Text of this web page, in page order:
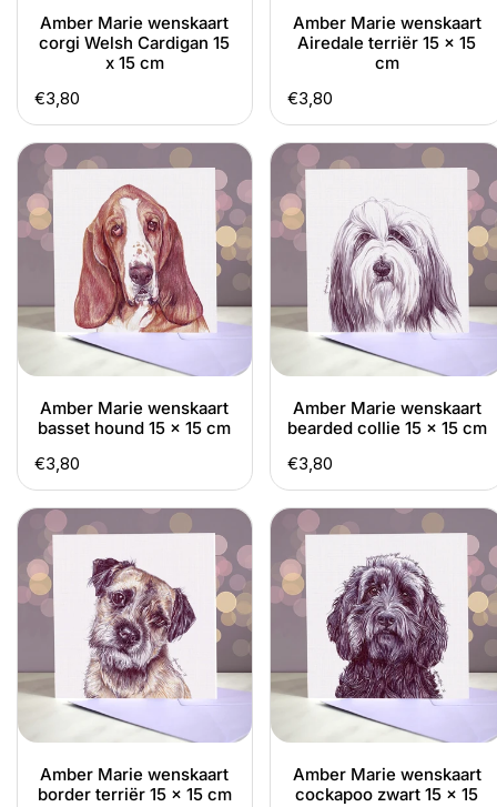
Amber Marie wenskaart
corgi Welsh Cardigan 15
x 15 cm
Normale
prijs
€3,80
Amber Marie wenskaart
Airedale terriër 15 x 15
cm
Normale
prijs
€3,80
Amber
Marie
wenskaart
basset
hound
x
cm
Amber Marie wenskaart
basset hound 15 x 15 cm
Normale
prijs
€3,80
Amber
Marie
wenskaart
bearded
collie
x
cm
Amber Marie wenskaart
bearded collie 15 x 15 cm
Normale
prijs
€3,80
Amber
Marie
wenskaart
border
terriër
x
cm
Amber Marie wenskaart
border terriër 15 x 15 cm
Amber
Marie
wenskaart
cockapoo
zwart
x
cm
Amber Marie wenskaart
cockapoo zwart 15 x 15